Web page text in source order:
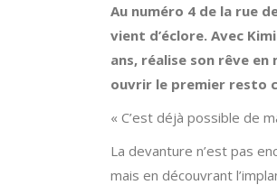
Au numéro 4 de la rue
vient d’éclore. Avec
ans, réalise son rêve
ouvrir le premier resto
« C’est déjà possible de
La devanture n’est pas
mais en découvrant